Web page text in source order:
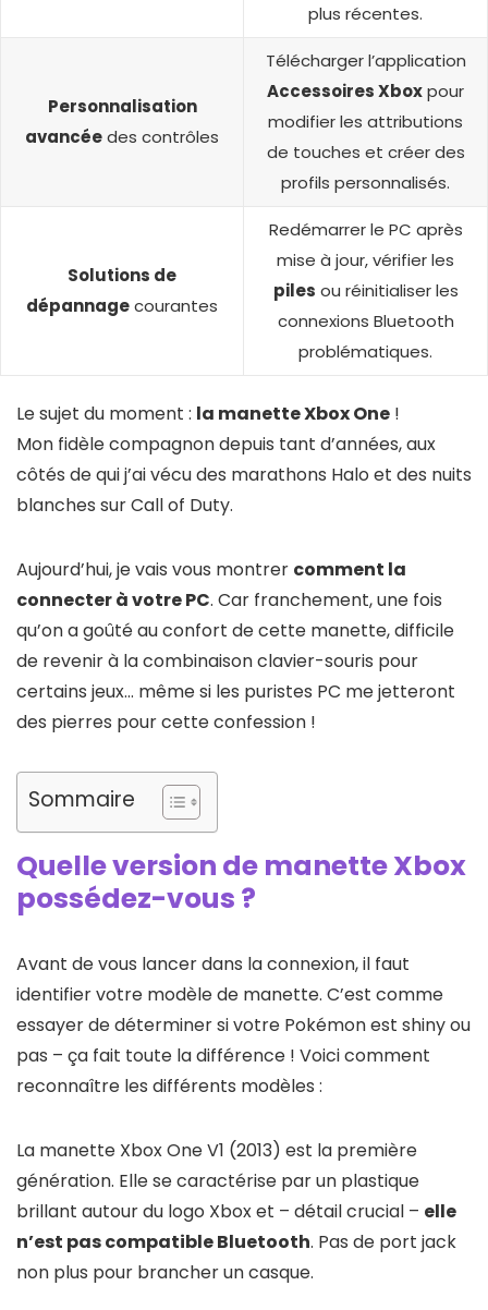
plus récentes.
Personnalisation
avancéedes contrôles
Télécharger l’application
Accessoires Xboxpour
modifier les attributions
de touches et créer des
profils personnalisés.
Solutions de
dépannagecourantes
Redémarrer le PC après
mise à jour, vérifier les
piles ou réinitialiser les
connexions Bluetooth
problématiques.
Le sujet du moment : la manette Xbox One !
Mon fidèle compagnon depuis tant d’années, aux
côtés de qui j’ai vécu des marathons Halo et des nuits
blanches sur Call of Duty.
Aujourd’hui, je vais vous montrer comment la
connecter à votre PC. Car franchement, une fois
qu’on a goûté au confort de cette manette, difficile
de revenir à la combinaison clavier-souris pour
certains jeux… même si les puristes PC me jetteront
des pierres pour cette confession !
Sommaire
Quelle version de manette Xbox
possédez-vous ?
Avant de vous lancer dans la connexion, il faut
identifier votre modèle de manette. C’est comme
essayer de déterminer si votre Pokémon est shiny ou
pas – ça fait toute la différence ! Voici comment
reconnaître les différents modèles :
La manette Xbox One V1 (2013) est la première
génération. Elle se caractérise par un plastique
brillant autour du logo Xbox et – détail crucial – elle
n’est pas compatible Bluetooth. Pas de port jack
non plus pour brancher un casque.